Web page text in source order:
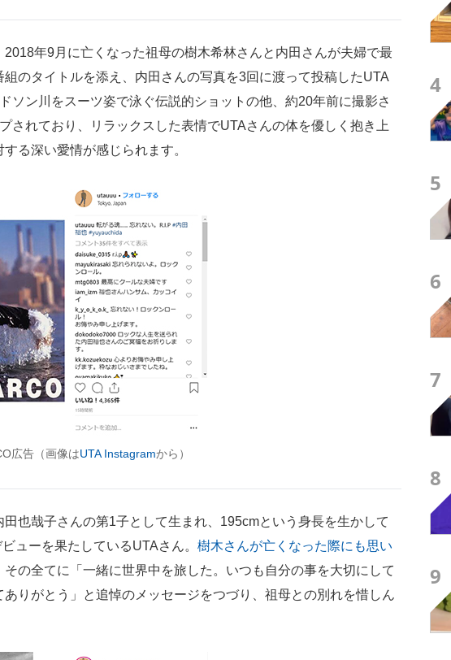
年9月に亡くなった祖母の樹木希林さんと内田さんが夫婦で最
のタイトルを添え、内田さんの写真を3回に渡って投稿したUTA
ソン川をスーツ姿で泳ぐ伝説的ショットの他、約20年前に撮影さ
されており、リラックスした表情でUTAさんの体を優しく抱き上
る深い愛情が感じられます。
広告（画像はUTA Instagramから）
也哉子さんの第1子として生まれ、195cmという身長を生かして
ューを果たしているUTAさん。 樹木さんが亡くなった際にも思い
その全てに「一緒に世界中を旅した。いつも自分の事を大切にして
りがとう」と追悼のメッセージをつづり、祖母との別れを惜しん
4
5
6
7
8
9